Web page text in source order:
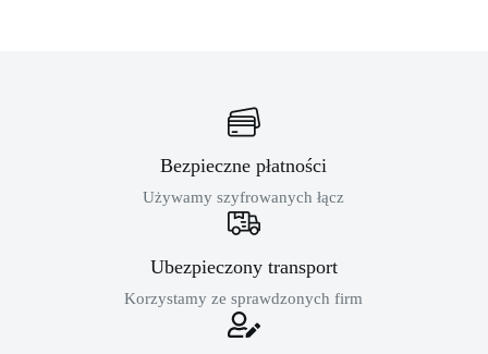
Bezpieczne płatności
Używamy szyfrowanych łącz
Ubezpieczony transport
Korzystamy ze sprawdzonych firm